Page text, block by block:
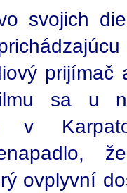
svojich
sa u
v
ovplyvní